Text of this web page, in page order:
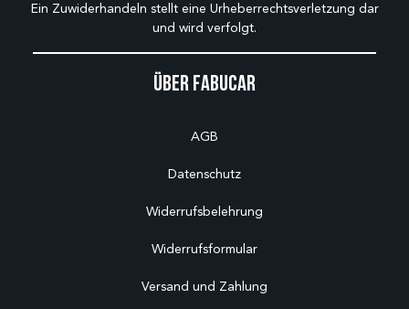
Über Fabucar
AGB
Datenschutz
Widerrufsbelehrung
Widerrufsformular
Versand und Zahlung
Ein Zuwiderhandeln stellt eine Urheberrechtsverletzung dar
und wird verfolgt.